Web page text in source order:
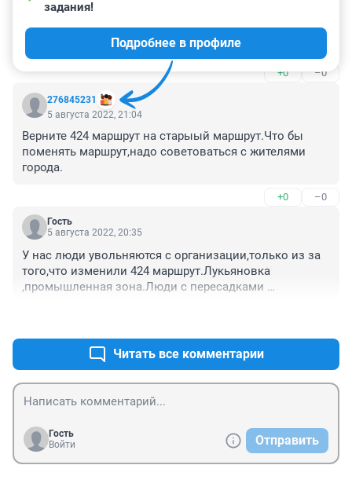
Какая же это #Опа город Омск, вечно что то
отменяют, а в замен предлагают ездить с 2-3
пересадками + троллейбусы не везде ходят +
похерили трамваи в центре 👍 круто
+0 –0
276845231
задания!
Подробнее в профиле
5 августа 2022, 21:04
Верните 424 маршрут на старыый маршрут.Что бы
поменять маршрут,надо советоваться с жителями
города.
+0 –0
Гость
5 августа 2022, 20:35
У нас люди увольняются с организации,только из за
того,что изменили 424 маршрут.Лукьяновка
,промышленная зона.Люди с пересадками
Читать все комментарии
Гость
Войти
Отправить